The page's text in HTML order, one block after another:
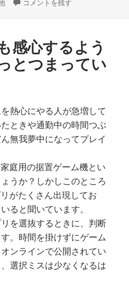
専用ゲーム機は…。 に
コメントを残す
感心するよう
とつまってい
熱心にやる人が急増して
ときや通勤中の時間つぶ
無我夢中になってプレイ
庭用の据置ゲーム機とい
うか？しかしこのところ
がたくさん出現してお
ると聞いています。
を選抜するときに、判断
。時間を掛けずにゲーム
ンラインで公開されてい
選択ミスは少なくなるは